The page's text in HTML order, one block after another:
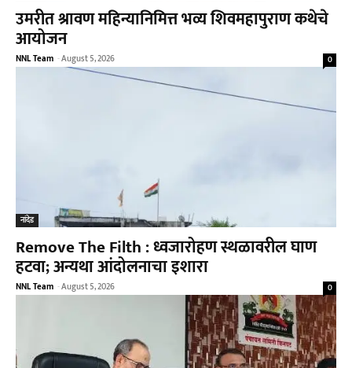
उमरीत श्रावण महिन्यानिमित्त भव्य शिवमहापुराण कथेचे
आयोजन
NNL Team -August 5, 2026 0
नांदेड
Remove The Filth : ध्वजारोहण स्थळावरील घाण
हटवा; अन्यथा आंदोलनाचा इशारा
NNL Team -August 5, 2026 0